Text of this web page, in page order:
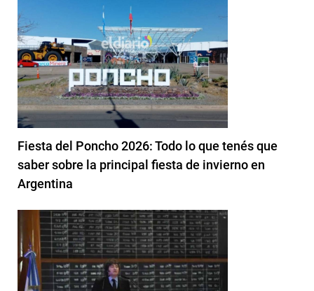
Fiesta del Poncho 2026: Todo lo que tenés que
saber sobre la principal fiesta de invierno en
Argentina